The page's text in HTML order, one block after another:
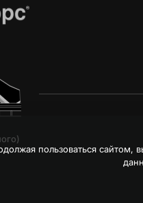
пользоваться сайтом,